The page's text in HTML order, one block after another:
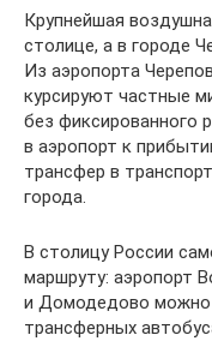
Крупнейшая
столице, а в городе
Из аэропорта
курсируют частные
без фиксированного
в аэропорт к
трансфер в
города.
В столицу России
маршруту: аэропорт
и Домодедово можно
трансферных